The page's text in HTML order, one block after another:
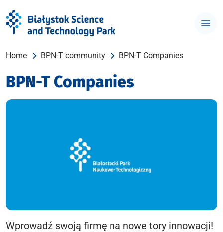
Home BPN-T community BPN-T Companies
BPN-T Companies
Wprowadź swoją firmę na nowe tory innowacji!